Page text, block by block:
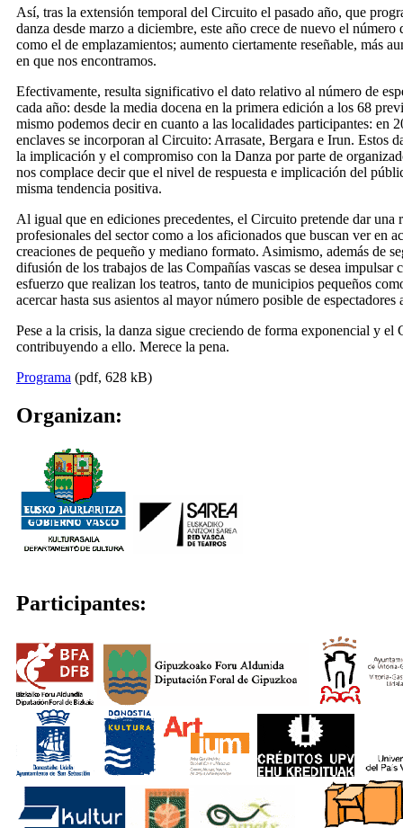
Así, tras la extensión temporal del Circuito el pasado año, que
danza desde marzo a diciembre, este año crece de nuevo el número
como el de emplazamientos; aumento ciertamente reseñable, más
en que nos encontramos.
Efectivamente, resulta significativo el dato relativo al número de
cada año: desde la media docena en la primera edición a los 68
mismo podemos decir en cuanto a las localidades participantes: en
enclaves se incorporan al Circuito: Arrasate, Bergara e Irun. Estos
la implicación y el compromiso con la Danza por parte de
nos complace decir que el nivel de respuesta e implicación del
misma tendencia positiva.
Al igual que en ediciones precedentes, el Circuito pretende dar una
profesionales del sector como a los aficionados que buscan ver en
creaciones de pequeño y mediano formato. Asimismo, además de
difusión de los trabajos de las Compañías vascas se desea impulsar
esfuerzo que realizan los teatros, tanto de municipios pequeños
acercar hasta sus asientos al mayor número posible de espectadores
Pese a la crisis, la danza sigue creciendo de forma exponencial y el
contribuyendo a ello. Merece la pena.
Programa (pdf, 628 kB)
Organizan:
Participantes: